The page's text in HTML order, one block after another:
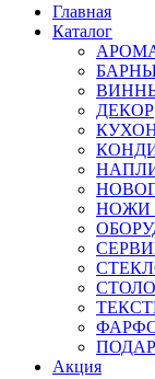
Главная
Каталог
ДЕКОР
НОЖИ
Акция